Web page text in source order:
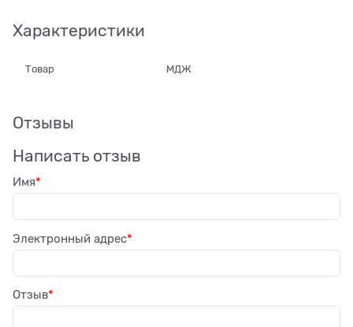
Характеристики
Товар МДЖ
Отзывы
Написать отзыв
Имя
Электронный адрес
Отзыв